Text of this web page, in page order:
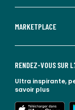
MARKETPLACE
RENDEZ-VOUS SUR
Ultra inspirante,
savoir plus
lien vers l'app store
lien